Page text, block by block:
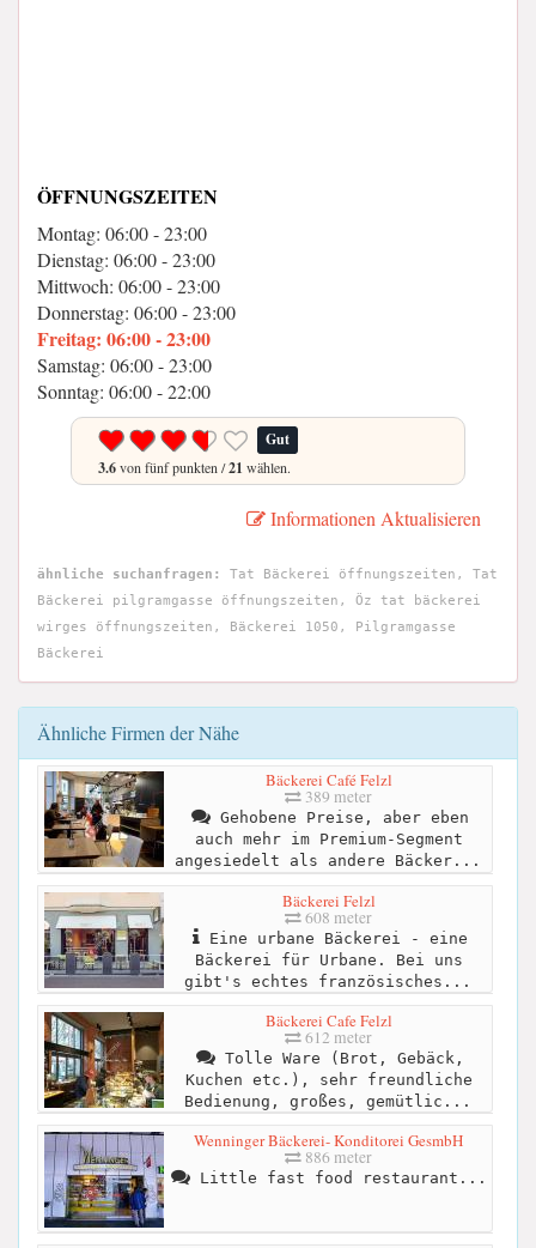
ÖFFNUNGSZEITEN
Montag: 06:00 - 23:00
Dienstag: 06:00 - 23:00
Mittwoch: 06:00 - 23:00
Donnerstag: 06:00 - 23:00
Freitag: 06:00 - 23:00
Samstag: 06:00 - 23:00
Sonntag: 06:00 - 22:00
Gut
3.6von fünf punkten /21 wählen.
Informationen Aktualisieren
ähnliche suchanfragen:
Tat Bäckerei öffnungszeiten, Tat
Bäckerei pilgramgasse öffnungszeiten, Öz tat bäckerei
wirges öffnungszeiten, Bäckerei 1050, Pilgramgasse
Bäckerei
Ähnliche Firmen der Nähe
Bäckerei Café Felzl
389 meter
Gehobene Preise, aber eben
auch mehr im Premium-Segment
angesiedelt als andere Bäcker...
Bäckerei Felzl
608 meter
Eine urbane Bäckerei - eine
Bäckerei für Urbane. Bei uns
gibt's echtes französisches...
Bäckerei Cafe Felzl
612 meter
Tolle Ware (Brot, Gebäck,
Kuchen etc.), sehr freundliche
Bedienung, großes, gemütlic...
Wenninger Bäckerei- Konditorei GesmbH
886 meter
Little fast food restaurant...